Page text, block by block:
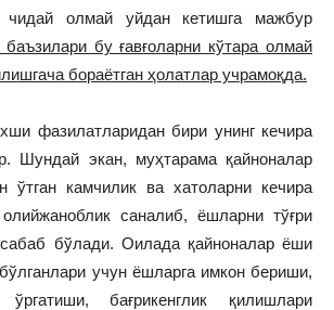
чидай олмай уйдан кетишга мажбур
баъзилари бу ғавғоларни кўтара олмай
бораётган ҳолатлар учрамоқда.
фазилатларидан бири унинг кечира
Шундай экан, муҳтарама қайноналар
ўтган камчилик ва хатоларни кечира
саналиб, ёшларни тўғри
бўлади. Оилада қайноналар ёши
учун ёшларга имкон бериши,
ўргатиши, бағрикенглик қилишлари